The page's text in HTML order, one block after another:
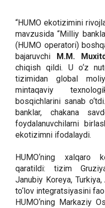
“HUMO ekotizimini
mavzusida “Milliy
(HUMO operatori)
bajaruvchi
M.M.
chiqish qildi. U o‘z
tizimidan global
mintaqaviy
bosqichlarini sanab
banklar, chakana
foydalanuvchilarni
ekotizimni ifodalaydi.
HUMO‘ning xalqaro
qaratildi: tizim
Janubiy Koreya,
to‘lov integratsiyasini
HUMO‘ning Markaziy